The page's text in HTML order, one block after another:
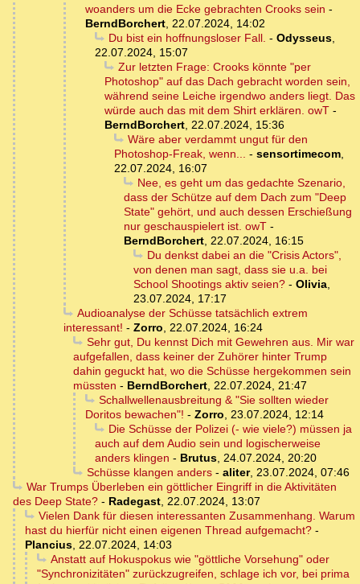
woanders um die Ecke gebrachten Crooks sein -
BerndBorchert, 22.07.2024, 14:02
Du bist ein hoffnungsloser Fall. - Odysseus,
22.07.2024, 15:07
Zur letzten Frage: Crooks könnte "per
Photoshop" auf das Dach gebracht worden sein,
während seine Leiche irgendwo anders liegt. Das
würde auch das mit dem Shirt erklären. owT -
BerndBorchert, 22.07.2024, 15:36
Wäre aber verdammt ungut für den
Photoshop-Freak, wenn... - sensortimecom,
22.07.2024, 16:07
Nee, es geht um das gedachte Szenario,
dass der Schütze auf dem Dach zum "Deep
State" gehört, und auch dessen Erschießung
nur geschauspielert ist. owT -
BerndBorchert, 22.07.2024, 16:15
Du denkst dabei an die "Crisis Actors",
von denen man sagt, dass sie u.a. bei
School Shootings aktiv seien? - Olivia,
23.07.2024, 17:17
Audioanalyse der Schüsse tatsächlich extrem
interessant! - Zorro, 22.07.2024, 16:24
Sehr gut, Du kennst Dich mit Gewehren aus. Mir war
aufgefallen, dass keiner der Zuhörer hinter Trump
dahin geguckt hat, wo die Schüsse hergekommen sein
müssten - BerndBorchert, 22.07.2024, 21:47
Schallwellenausbreitung & "Sie sollten wieder
Doritos bewachen"! - Zorro, 23.07.2024, 12:14
Die Schüsse der Polizei (- wie viele?) müssen ja
auch auf dem Audio sein und logischerweise
anders klingen - Brutus, 24.07.2024, 20:20
Schüsse klangen anders- aliter, 23.07.2024, 07:46
War Trumps Überleben ein göttlicher Eingriff in die Aktivitäten
des Deep State? - Radegast, 22.07.2024, 13:07
Vielen Dank für diesen interessanten Zusammenhang. Warum
hast du hierfür nicht einen eigenen Thread aufgemacht? -
Plancius, 22.07.2024, 14:03
Anstatt auf Hokuspokus wie "göttliche Vorsehung" oder
"Synchronizitäten" zurückzugreifen, schlage ich vor, bei prima